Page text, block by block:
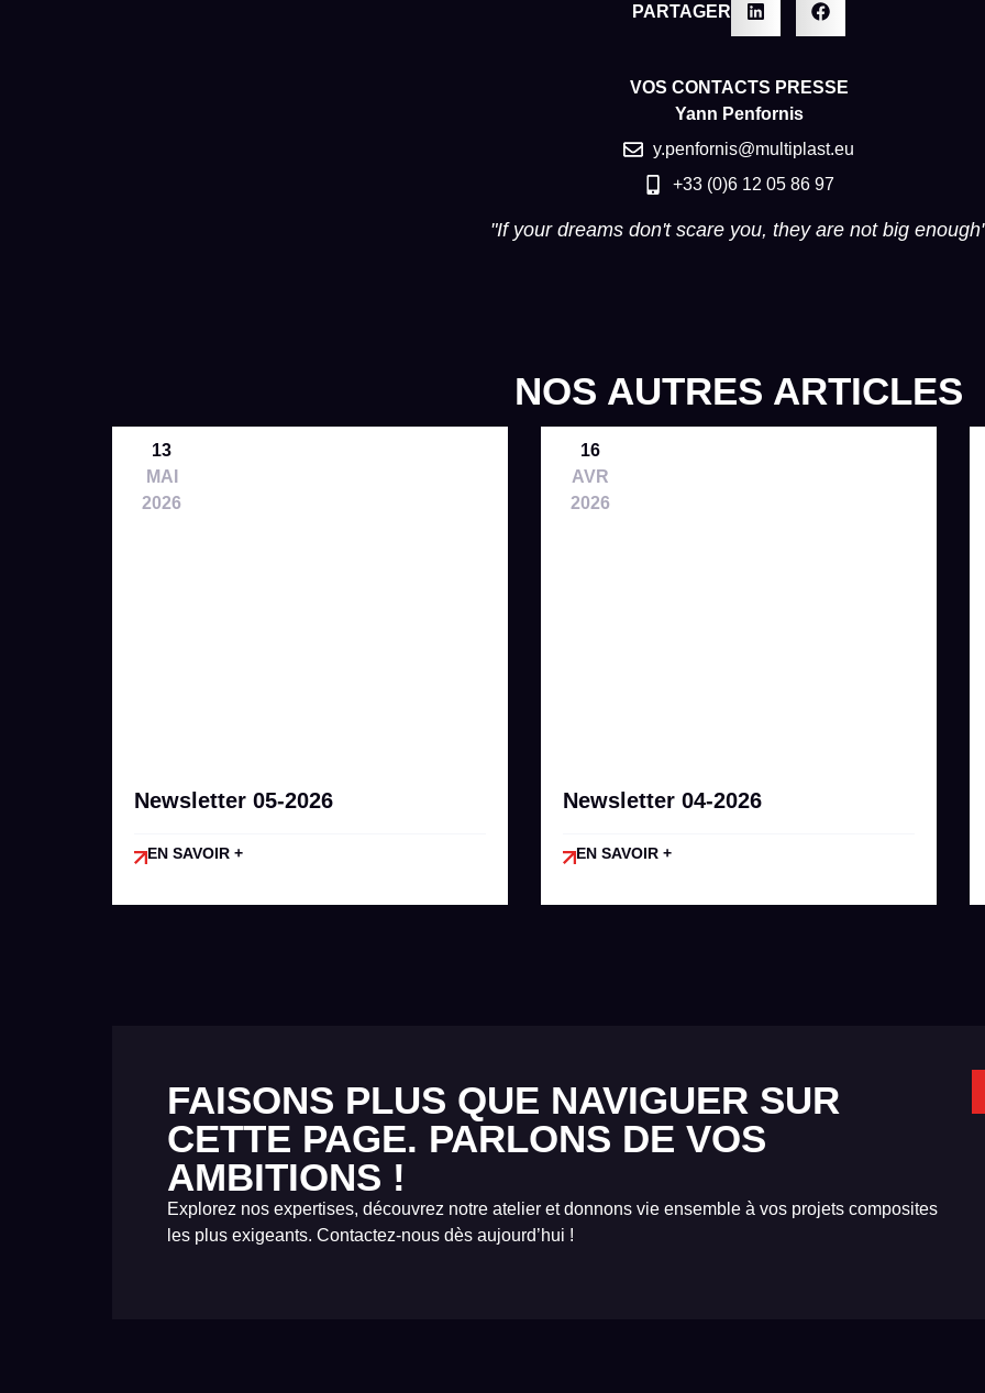
PARTAGER
VOS CONTACTS PRESSE
Yann Penfornis
y.penfornis@multiplast.eu
+33 (0)6 12 05 86 97
"If your dreams don't scare you, they are not big
NOS AUTRES ARTICLES
13
MAI
2026
Newsletter 05-2026
EN SAVOIR +
16
AVR
2026
Newsletter 04-2026
EN SAVOIR +
FAISONS PLUS QUE NAVIGUER SUR
CETTE PAGE. PARLONS DE VOS
AMBITIONS !
Explorez nos expertises, découvrez notre atelier et donnons vie ensemble à vos projets composites
les plus exigeants. Contactez-nous dès aujourd’hui !